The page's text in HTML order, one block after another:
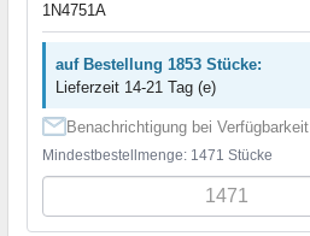
1N4751A
auf Bestellung 1853 Stücke:
Lieferzeit 14-21 Tag (e)
Benachrichtigung bei Verfügbarkeit
Mindestbestellmenge: 1471 Stücke